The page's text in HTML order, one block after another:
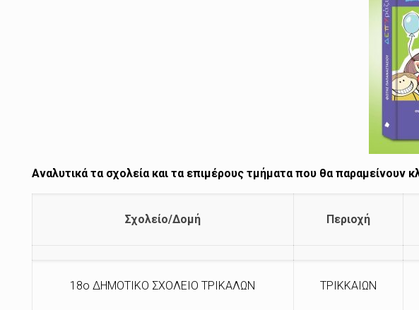
Αναλυτικά τα σχολεία και τα επιμέρους τμήματα που θα παραμείνουν
Σχολείο/Δομή Περιοχή
18ο ΔΗΜΟΤΙΚΟ ΣΧΟΛΕΙΟ ΤΡΙΚΑΛΩΝ ΤΡΙΚΚΑΙΩΝ